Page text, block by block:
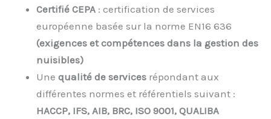
Certifié CEPA : certification de services
européenne basée sur la norme EN16 636
(exigences et compétences dans la gestion des
nuisibles)
Une qualité de services répondant aux
différentes normes et référentiels suivant :
HACCP, IFS, AIB, BRC, ISO 9001, QUALIBA